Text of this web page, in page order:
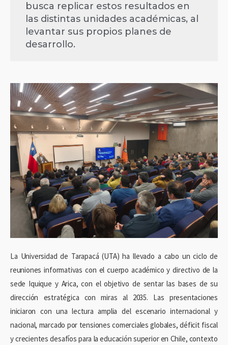
busca replicar estos resultados en
las distintas unidades académicas, al
levantar sus propios planes de
desarrollo.
La Universidad de Tarapacá (UTA) ha llevado a cabo un ciclo de
reuniones informativas con el cuerpo académico y directivo de la
sede Iquique y Arica, con el objetivo de sentar las bases de su
dirección estratégica con miras al 2035. Las presentaciones
iniciaron con una lectura amplia del escenario internacional y
nacional, marcado por tensiones comerciales globales, déficit fiscal
y crecientes desafíos para la educación superior en Chile, contexto